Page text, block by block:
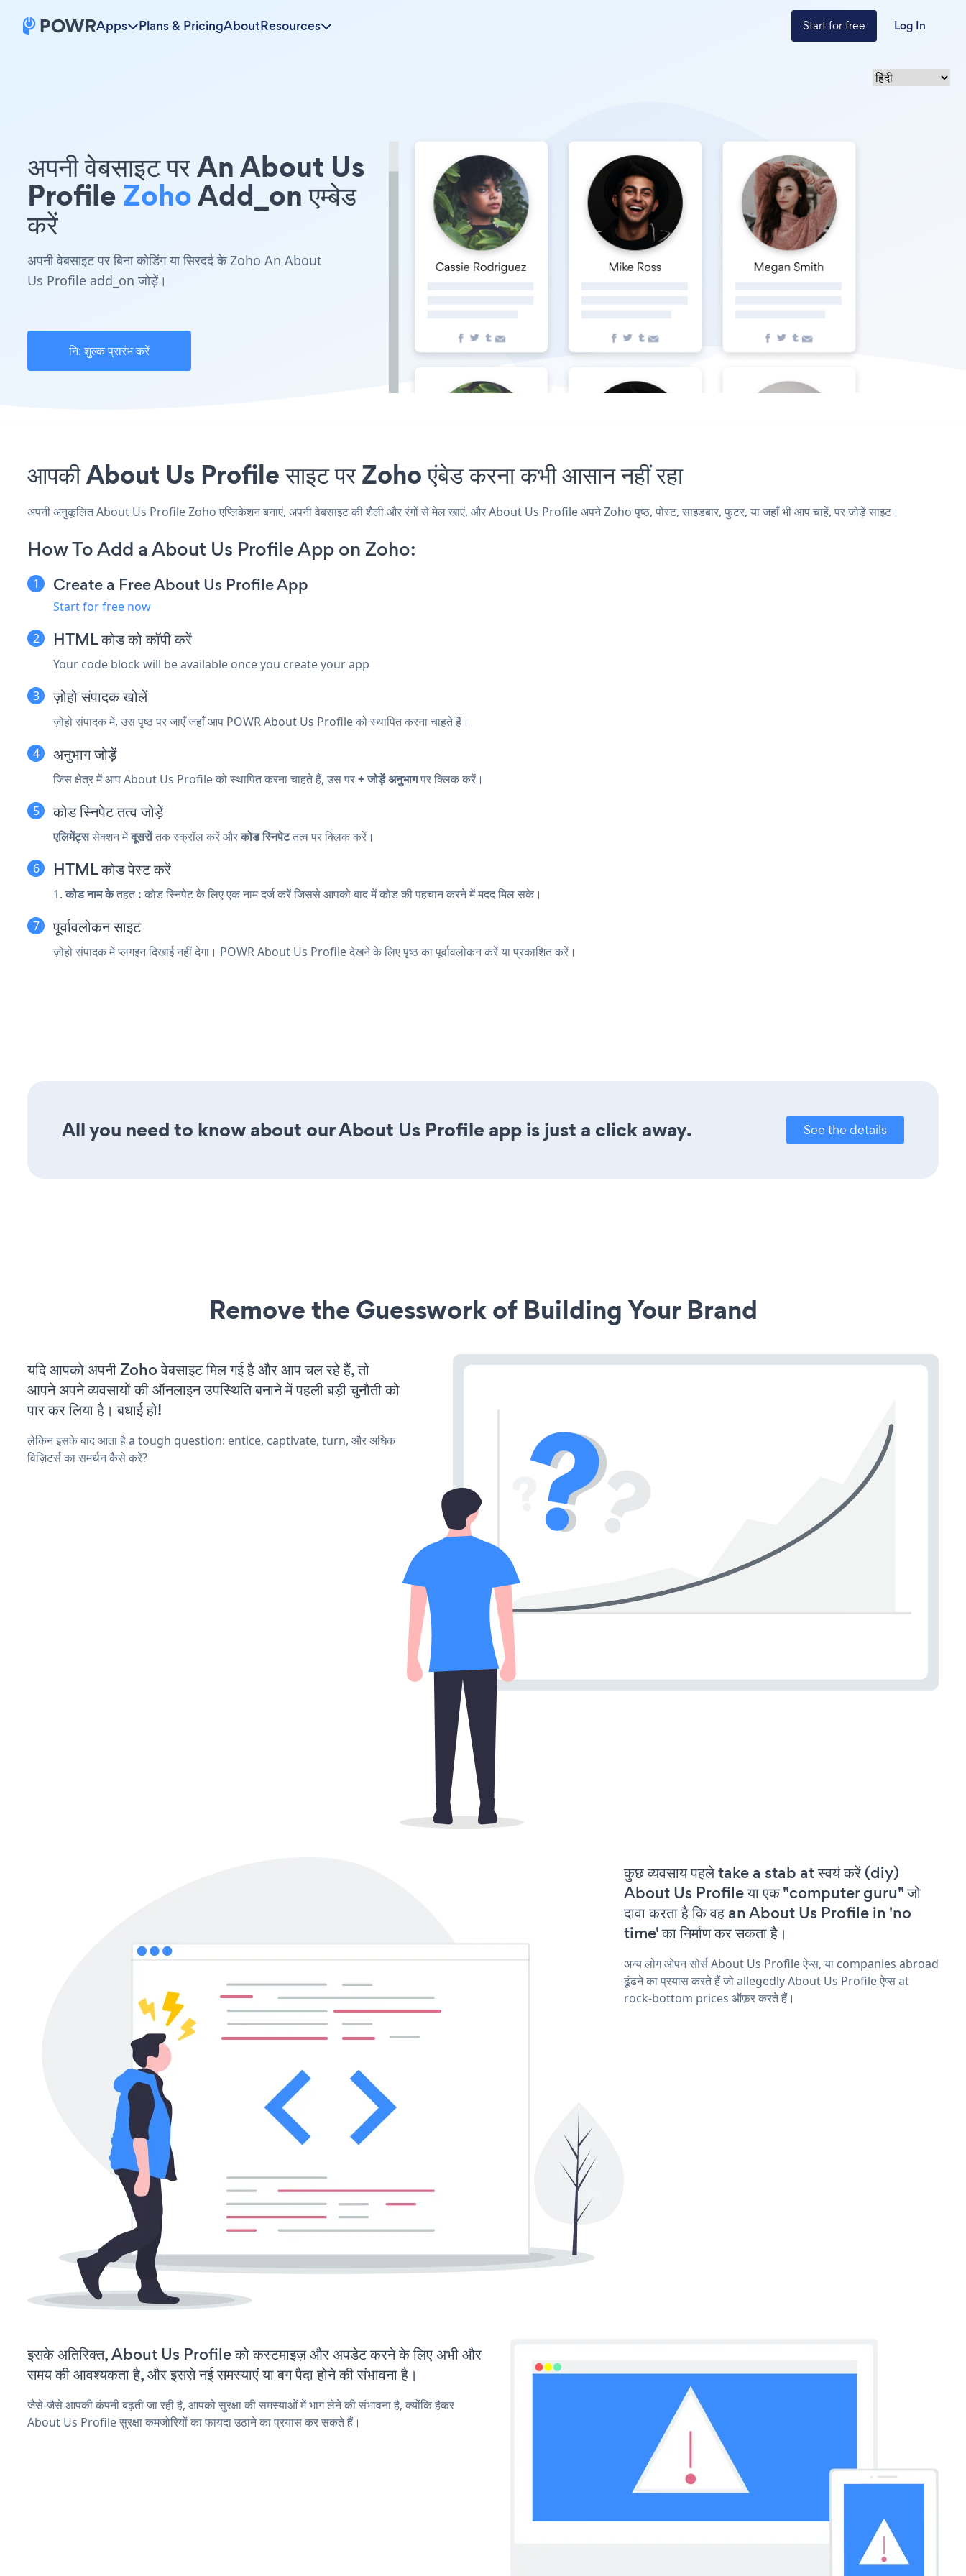
Apps Plans & PricingAboutResources Start for free Log In
अपनी वेबसाइट पर An About Us
ProfileZohoAdd_on एम्बेड
करें
अपनी वेबसाइट पर बिना कोडिंग या सिरदर्द के Zoho An About
Us Profile add_on जोड़ें।
नि: शुल्क प्रारंभ करें
आपकी About Us Profile साइट पर Zoho एंबेड करना कभी आसान नहीं रहा
अपनी अनुकूलित About Us Profile Zoho एप्लिकेशन बनाएं, अपनी वेबसाइट की शैली और रंगों से मेल खाएं, और About Us Profile अपने Zoho पृष्ठ, पोस्ट, साइडबार, फुटर, या जहाँ भी आप चाहें, पर जोड़ें साइट।
How To Add a About Us Profile App on Zoho:
Create a Free About Us Profile App
Start for free now
HTML कोड को कॉपी करें
Your code block will be available once you create your app
ज़ोहो संपादक खोलें
ज़ोहो संपादक में, उस पृष्ठ पर जाएँ जहाँ आप POWR About Us Profile को स्थापित करना चाहते हैं।
अनुभाग जोड़ें
जिस क्षेत्र में आप About Us Profile को स्थापित करना चाहते हैं, उस पर+ जोड़ें अनुभागपर क्लिक करें।
कोड स्निपेट तत्व जोड़ें
एलिमेंट्ससेक्शन मेंदूसरोंतक स्क्रॉल करें औरकोड स्निपेटतत्व पर क्लिक करें।
HTML कोड पेस्ट करें
1.कोड नाम केतहत: कोड स्निपेट के लिए एक नाम दर्ज करें जिससे आपको बाद में कोड की पहचान करने में मदद मिल सके।
पूर्वावलोकन साइट
ज़ोहो संपादक में प्लगइन दिखाई नहीं देगा। POWR About Us Profile देखने के लिए पृष्ठ का पूर्वावलोकन करें या प्रकाशित करें।
All you need to know about our About Us Profile app is just a click away. See the details
Remove the Guesswork of Building Your Brand
यदि आपको अपनी Zoho वेबसाइट मिल गई है और आप चल रहे हैं, तो
आपने अपने व्यवसायों की ऑनलाइन उपस्थिति बनाने में पहली बड़ी चुनौती को
पार कर लिया है। बधाई हो!
लेकिन इसके बाद आता है a tough question: entice, captivate, turn, और अधिक
विज़िटर्स का समर्थन कैसे करें?
कुछ व्यवसाय पहले take a stab at स्वयं करें (diy)
About Us Profile या एक "computer guru" जो
दावा करता है कि वह an About Us Profile in 'no
time' का निर्माण कर सकता है।
अन्य लोग ओपन सोर्स About Us Profile ऐप्स, या companies abroad
ढूंढने का प्रयास करते हैं जो allegedly About Us Profile ऐप्स at
rock-bottom prices ऑफ़र करते हैं।
इसके अतिरिक्त, About Us Profile को कस्टमाइज़ और अपडेट करने के लिए अभी और
समय की आवश्यकता है, और इससे नई समस्याएं या बग पैदा होने की संभावना है।
जैसे-जैसे आपकी कंपनी बढ़ती जा रही है, आपको सुरक्षा की समस्याओं में भाग लेने की संभावना है, क्योंकि हैकर
About Us Profile सुरक्षा कमजोरियों का फायदा उठाने का प्रयास कर सकते हैं।